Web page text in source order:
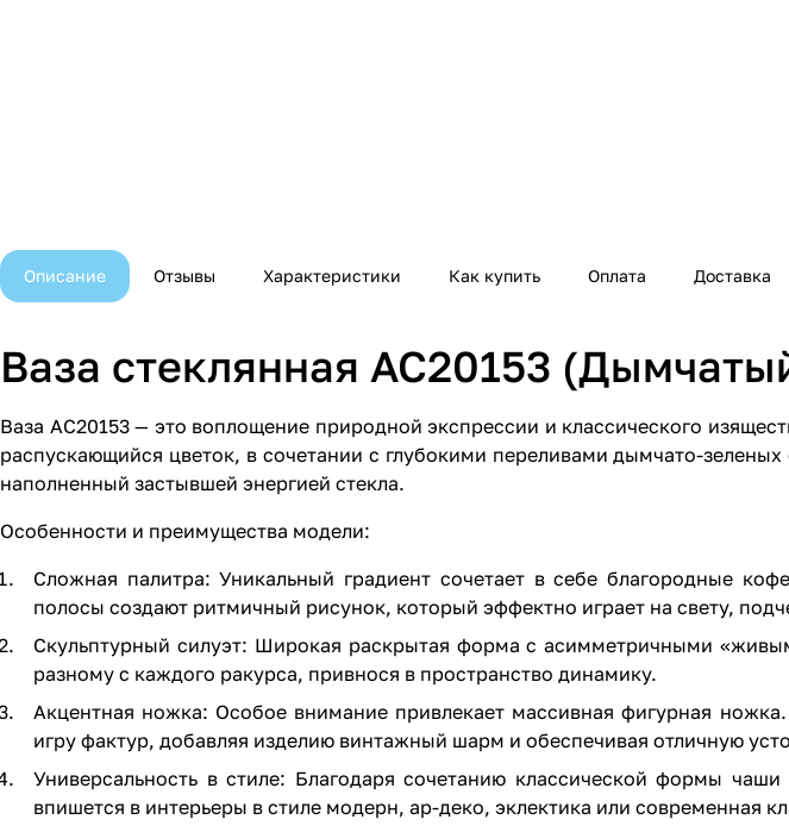
Описание Отзывы Характеристики Как купить Оплата Доставка
Ваза стеклянная AC20153
Ваза AC20153 — это воплощение природной экспрессии и классического
распускающийся цветок, в сочетании с глубокими переливами дымчато-
наполненный застывшей энергией стекла.
Особенности и преимущества модели:
Сложная палитра: Уникальный градиент сочетает в себе благородные
полосы создают ритмичный рисунок, который эффектно играет на свету,
Скульптурный силуэт: Широкая раскрытая форма с асимметричными
разному с каждого ракурса, привнося в пространство динамику.
Акцентная ножка: Особое внимание привлекает массивная фигурная
игру фактур, добавляя изделию винтажный шарм и обеспечивая отличную
Универсальность в стиле: Благодаря сочетанию классической формы
впишется в интерьеры в стиле модерн, ар-деко, эклектика или современная